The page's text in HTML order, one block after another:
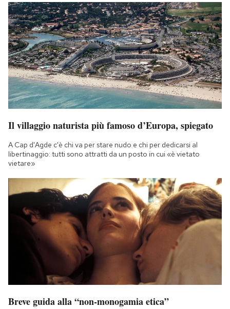
Il villaggio naturista più famoso d’Europa, spiegato
A Cap d'Agde c'è chi va per stare nudo e chi per dedicarsi al
libertinaggio: tutti sono attratti da un posto in cui «è vietato
vietare»
Breve guida alla “non-monogamia etica”